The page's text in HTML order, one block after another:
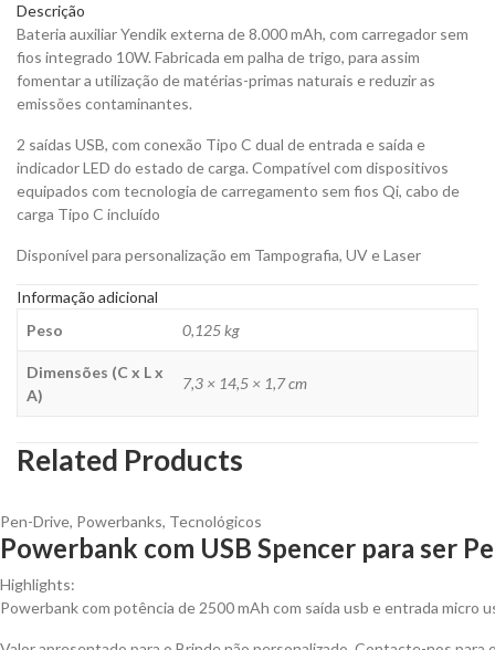
ser
Personalizado
quantity
Descrição
Bateria auxiliar Yendik externa de 8.000 mAh, com carregador sem
fios integrado 10W. Fabricada em palha de trigo, para assim
fomentar a utilização de matérias-primas naturais e reduzir as
emissões contaminantes.
2 saídas USB, com conexão Tipo C dual de entrada e saída e
indicador LED do estado de carga. Compatível com dispositivos
equipados com tecnologia de carregamento sem fios Qi, cabo de
carga Tipo C incluído
Disponível para personalização em Tampografia, UV e Laser
Informação adicional
Peso
0,125 kg
Dimensões (C x L x
A)
7,3 × 14,5 × 1,7 cm
Related Products
Pen-Drive, Powerbanks, Tecnológicos
Powerbank com USB Spencer para ser
Highlights:
Powerbank com potência de 2500 mAh com saída usb e entrada micro